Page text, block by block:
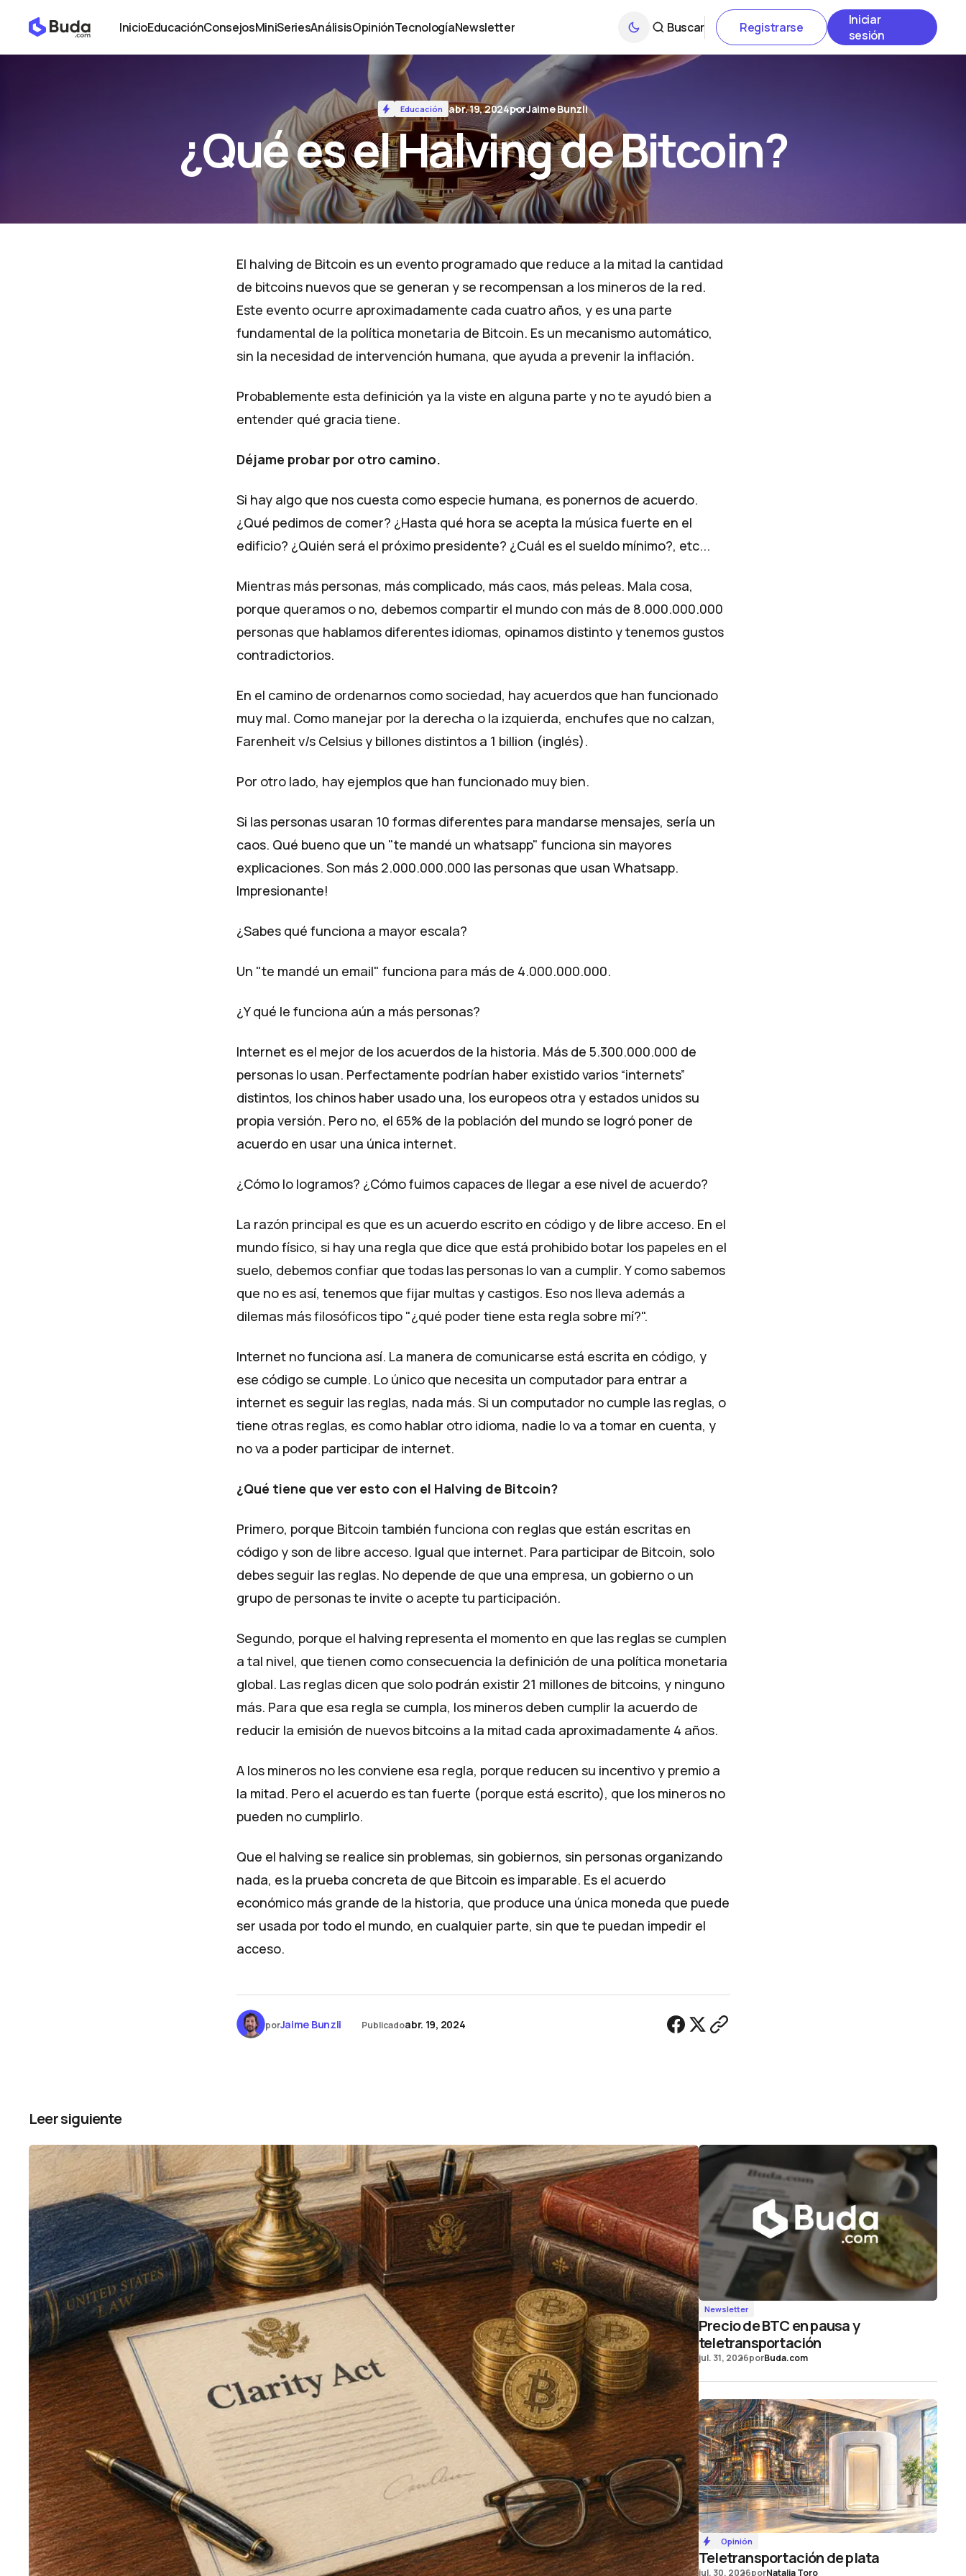
InicioEducaciónConsejosMiniSeriesAnálisisOpiniónTecnologíaNewsletter
Buscar Registrarse
Iniciar
sesión
Educación ¿Qué es el Halving de Bitcoin?
Educación abr. 19, 2024porJaime Bunzli
¿Qué es el Halving de Bitcoin?
El halving de Bitcoin es un evento programado que reduce a la mitad la cantidad
de bitcoins nuevos que se generan y se recompensan a los mineros de la red.
Este evento ocurre aproximadamente cada cuatro años, y es una parte
fundamental de la política monetaria de Bitcoin. Es un mecanismo automático,
sin la necesidad de intervención humana, que ayuda a prevenir la inflación.
Probablemente esta definición ya la viste en alguna parte y no te ayudó bien a
entender qué gracia tiene.
Déjame probar por otro camino.
Si hay algo que nos cuesta como especie humana, es ponernos de acuerdo.
¿Qué pedimos de comer? ¿Hasta qué hora se acepta la música fuerte en el
edificio? ¿Quién será el próximo presidente? ¿Cuál es el sueldo mínimo?, etc...
Mientras más personas, más complicado, más caos, más peleas. Mala cosa,
porque queramos o no, debemos compartir el mundo con más de 8.000.000.000
personas que hablamos diferentes idiomas, opinamos distinto y tenemos gustos
contradictorios.
En el camino de ordenarnos como sociedad, hay acuerdos que han funcionado
muy mal. Como manejar por la derecha o la izquierda, enchufes que no calzan,
Farenheit v/s Celsius y billones distintos a 1 billion (inglés).
Por otro lado, hay ejemplos que han funcionado muy bien.
Si las personas usaran 10 formas diferentes para mandarse mensajes, sería un
caos. Qué bueno que un "te mandé un whatsapp" funciona sin mayores
explicaciones. Son más 2.000.000.000 las personas que usan Whatsapp.
Impresionante!
¿Sabes qué funciona a mayor escala?
Un "te mandé un email" funciona para más de 4.000.000.000.
¿Y qué le funciona aún a más personas?
Internet es el mejor de los acuerdos de la historia. Más de 5.300.000.000 de
personas lo usan. Perfectamente podrían haber existido varios “internets”
distintos, los chinos haber usado una, los europeos otra y estados unidos su
propia versión. Pero no, el 65% de la población del mundo se logró poner de
acuerdo en usar una única internet.
¿Cómo lo logramos? ¿Cómo fuimos capaces de llegar a ese nivel de acuerdo?
La razón principal es que es un acuerdo escrito en código y de libre acceso. En el
mundo físico, si hay una regla que dice que está prohibido botar los papeles en el
suelo, debemos confiar que todas las personas lo van a cumplir. Y como sabemos
que no es así, tenemos que fijar multas y castigos. Eso nos lleva además a
dilemas más filosóficos tipo "¿qué poder tiene esta regla sobre mí?".
Internet no funciona así. La manera de comunicarse está escrita en código, y
ese código se cumple. Lo único que necesita un computador para entrar a
internet es seguir las reglas, nada más. Si un computador no cumple las reglas, o
tiene otras reglas, es como hablar otro idioma, nadie lo va a tomar en cuenta, y
no va a poder participar de internet.
¿Qué tiene que ver esto con el Halving de Bitcoin?
Primero, porque Bitcoin también funciona con reglas que están escritas en
código y son de libre acceso. Igual que internet. Para participar de Bitcoin, solo
debes seguir las reglas. No depende de que una empresa, un gobierno o un
grupo de personas te invite o acepte tu participación.
Segundo, porque el halving representa el momento en que las reglas se cumplen
a tal nivel, que tienen como consecuencia la definición de una política monetaria
global. Las reglas dicen que solo podrán existir 21 millones de bitcoins, y ninguno
más. Para que esa regla se cumpla, los mineros deben cumplir la acuerdo de
reducir la emisión de nuevos bitcoins a la mitad cada aproximadamente 4 años.
A los mineros no les conviene esa regla, porque reducen su incentivo y premio a
la mitad. Pero el acuerdo es tan fuerte (porque está escrito), que los mineros no
pueden no cumplirlo.
Que el halving se realice sin problemas, sin gobiernos, sin personas organizando
nada, es la prueba concreta de que Bitcoin es imparable. Es el acuerdo
económico más grande de la historia, que produce una única moneda que puede
ser usada por todo el mundo, en cualquier parte, sin que te puedan impedir el
acceso.
porJaime Bunzli Publicadoabr. 19, 2024
Leer siguiente
Newsletter
Precio de BTC en pausa y
teletransportación
jul. 31, 2026porBuda.com
Opinión
Teletransportación de plata
jul. 30, 2026porNatalia Toro